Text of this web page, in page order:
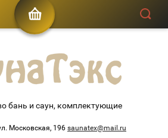
бань и саун, комплектующие
Московская, 196 saunatex@mail.ru